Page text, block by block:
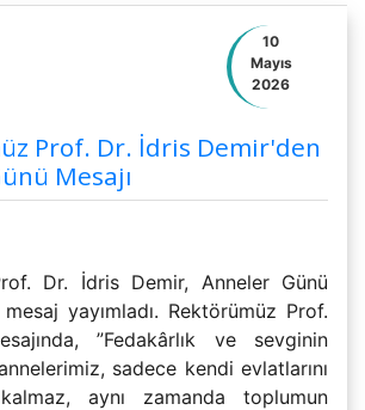
10
Mayıs
2026
Prof. Dr. İdris Demir'den
Mesajı
Dr. İdris Demir, Anneler Günü
yayımladı. Rektörümüz Prof.
”Fedakârlık ve sevginin
sadece kendi evlatlarını
aynı zamanda toplumun